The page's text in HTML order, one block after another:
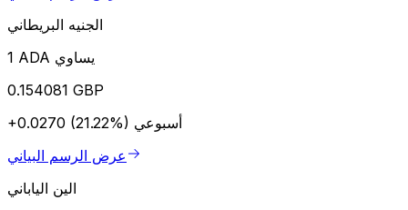
الجنيه البريطاني
1 ADA يساوي
0.154081 GBP
+0.0270 (21.22%) أسبوعي
عرض الرسم البياني
الين الياباني